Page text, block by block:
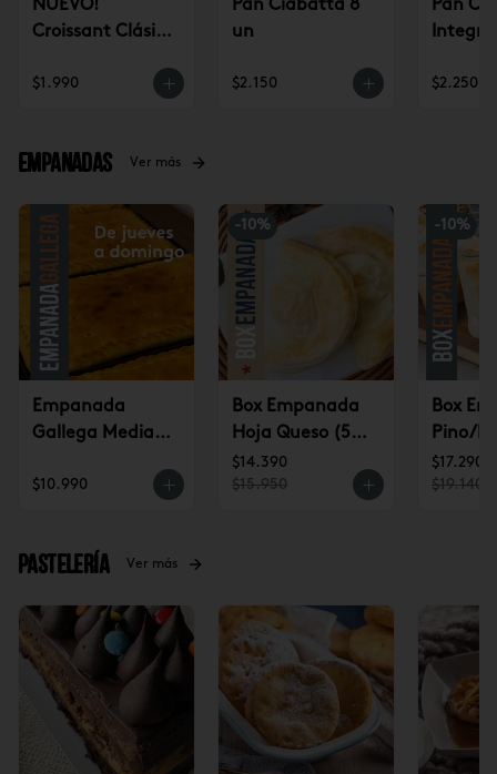
NUEVO!
Croissant Clásico
$1.990
Pan Ciabatta 8
un
$2.150
Pan
$2.250
Empanadas Ver más
Empanada
Gallega Mediana
domingo)
$10.990
-10%
Box Empanada
Hoja Queso (5u)
$14.390
$14.390
$15.950
-10%
Box
Pino/
(6u)
$17.290
$19.140
Pastelería Ver más